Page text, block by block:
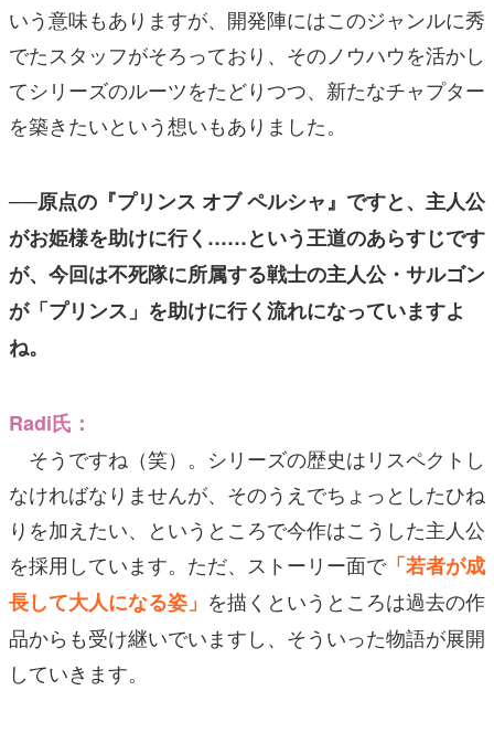
いう意味もありますが、開発陣にはこのジャンルに秀
でたスタッフがそろっており、そのノウハウを活かし
てシリーズのルーツをたどりつつ、新たなチャプター
を築きたいという想いもありました。
──原点の『プリンス オブ ペルシャ』ですと、主人公
がお姫様を助けに行く……という王道のあらすじです
が、今回は不死隊に所属する戦士の主人公・サルゴン
が「プリンス」を助けに行く流れになっていますよ
ね。
Radi氏：
そうですね（笑）。シリーズの歴史はリスペクトし
なければなりませんが、そのうえでちょっとしたひね
りを加えたい、というところで今作はこうした主人公
を採用しています。ただ、ストーリー面で「若者が成
長して大人になる姿」 を描くというところは過去の作
品からも受け継いでいますし、そういった物語が展開
していきます。